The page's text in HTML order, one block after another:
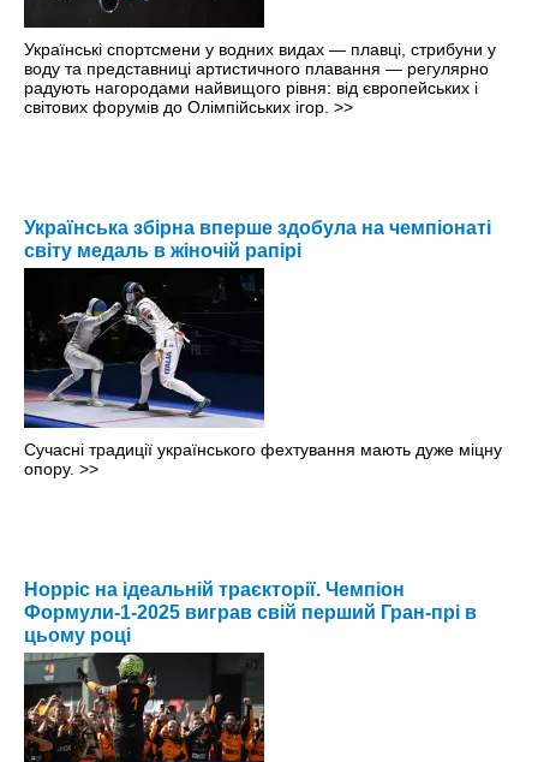
Українські спортсмени у водних видах — плавці, стрибуни у
воду та представниці артистичного плавання — регулярно
радують нагородами найвищого рівня: від європейських і
світових форумів до Олімпійських ігор. >>
Українська збірна вперше здобула на чемпіонаті
світу медаль в жіночій рапірі
Сучасні традиції українського фехтування мають дуже міцну
опору. >>
Норріс на ідеальній траєкторії. Чемпіон
Формули-1-2025 виграв свій перший Гран-прі в
цьому році